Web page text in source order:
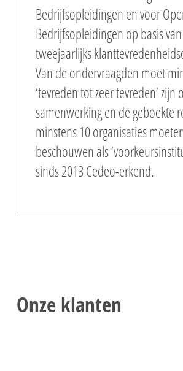
Bedrijfsopleidingen en voor
Bedrijfsopleidingen op basis
tweejaarlijks
Van de ondervraagden moet
‘tevreden tot zeer tevreden’ zijn
samenwerking en de geboekte
minstens 10 organisaties
beschouwen als
sinds 2013 Cedeo-erkend.
Onze klanten